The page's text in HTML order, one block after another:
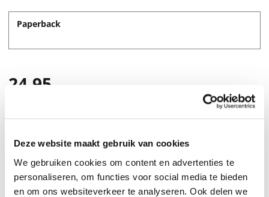
Deze website maakt gebruik van cookies
We gebruiken cookies om content en advertenties te
personaliseren, om functies voor social media te bieden
en om ons websiteverkeer te analyseren. Ook delen we
Paperback
24,95